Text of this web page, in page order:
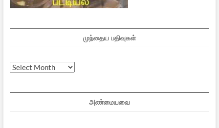
முந்தைய பதிவுகள்
முந்தைய
அண்மையவை